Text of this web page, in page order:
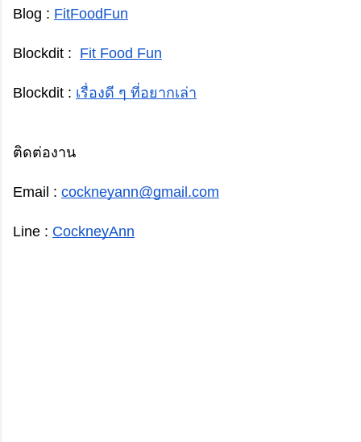
Blog : FitFoodFun
Blockdit : Fit Food Fun
Blockdit : เรื่องดี ๆ ที่อยากเล่า
ติดต่องาน
Email : cockneyann@gmail.com
Line : CockneyAnn